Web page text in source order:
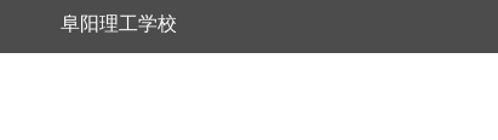
阜阳理工学校